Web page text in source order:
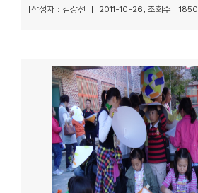
[작성자 : 김강선 | 2011-10-26, 조회수 : 1850